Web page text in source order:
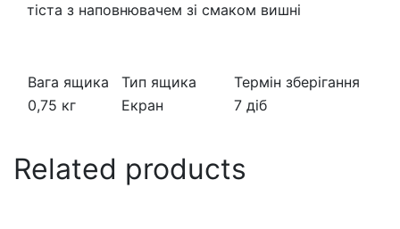
тіста з наповнювачем зі смаком вишні
Вага ящика Тип ящика
Термін зберігання
0,75 кг
Екран 7 діб
Related products